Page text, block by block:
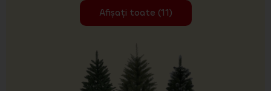
Afișați toate (11)